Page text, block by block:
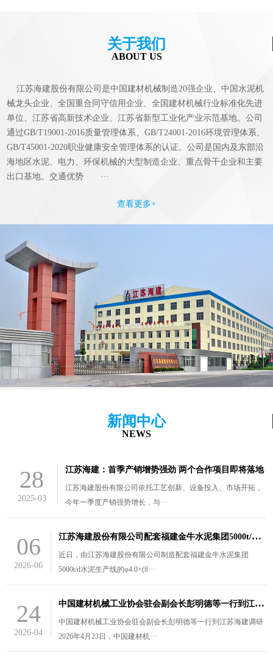
关于我们
ABOUT US
江苏海建股份有限公司是中国建材机械制造20强企业、中国水泥机
械龙头企业、全国重合同守信用企业、全国建材机械行业标准化先进
单位、江苏省高新技术企业、江苏省新型工业化产业示范基地。公司
通过GB/T19001-2016质量管理体系、GB/T24001-2016环境管理体系、
GB/T45001-2020职业健康安全管理体系的认证。公司是国内及东部沿
海地区水泥、电力、环保机械的大型制造企业、重点骨干企业和主要
出口基地。交通优势 ···
查看更多+
新闻中心
NEWS
28
2025-03
江苏海建：首季产销增势强劲 两个合作项目即将落地
江苏海建股份有限公司依托工艺创新、设备投入、市场开拓，
今年一季度产销强势增长，与···
06
2026-06
江
苏海建股份有限公司配套福建金牛水泥集团5000t/d水泥生产线的￠4.0×（8.5+3）m风扫煤磨装车发货
近日，由江苏海建股份有限公司制造配套福建金牛水泥集团
5000t/d水泥生产线的φ4.0×(8···
24
2026-04
中
国建材机械工业协会驻会副会长彭明德等一行到江苏海建调研
中国建材机械工业协会驻会副会长彭明德等一行到江苏海建调研
2026年4月23日，中国建材机···